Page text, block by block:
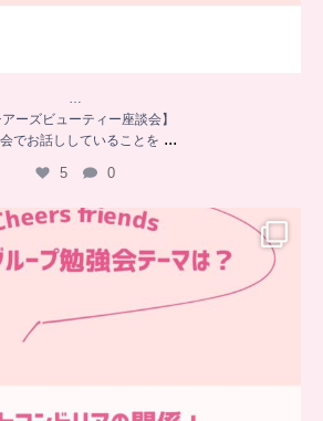
…
アーズビューティー座談会】
でお話ししていることを ...
5 0
…
グループ勉強会